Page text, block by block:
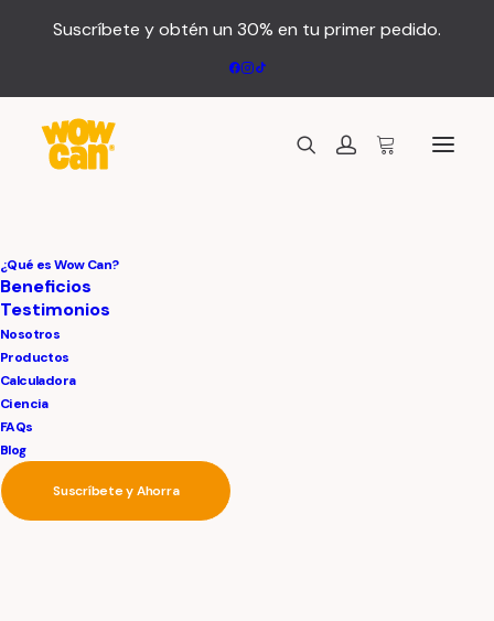
Suscríbete y obtén un 30% en tu primer pedido.
¿Qué es Wow Can?
Beneficios
Testimonios
Nosotros
Productos
Calculadora
Ciencia
FAQs
Blog
Suscríbete y Ahorra